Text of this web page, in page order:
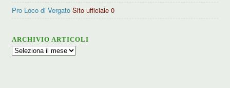
Pro Loco di Vergato Sito ufficiale 0
ARCHIVIO ARTICOLI
Archivio